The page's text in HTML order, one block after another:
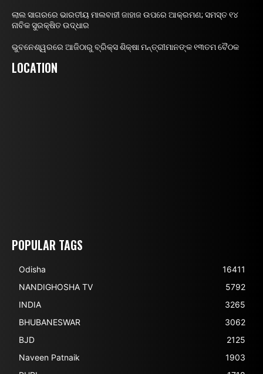
ଲାଲ ସାଗରରେ ଭାରତୀୟ ମାଲବାହୀ ଜାହାଜ ଉପରେ ଆକ୍ରମଣ; ସମସ୍ତ ୧୪
ନାବିକ ସୁରକ୍ଷିତ ଉଦ୍ଧାର
ଭୁବନେଶ୍ୱରରେ ଆଜିଠାରୁ ବ୍ରିକ୍ସ ଶିକ୍ଷା ମନ୍ତ୍ରୀମାନଙ୍କ ୧୩ତମ ବୈଠକ
LOCATION
POPULAR TAGS
Odisha
16411
NANDIGHOSHA TV
5792
INDIA
3265
BHUBANESWAR
3062
BJD
2125
Naveen Patnaik
1903